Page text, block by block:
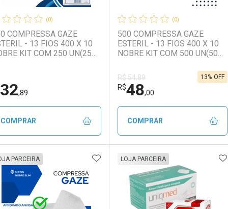
Ativar Desconto
Comprar sem Desconto
Comprar sem Desconto
Ativar Desconto
Comprar sem Desconto
Comprar sem Desconto
(0)
COMPRESSA GAZE
- 13 FIOS 400 X 10
KIT COM 250 UN(25
32,89
COMPRAR
FECHAR
FECHAR
Menos
(0)
500 COMPRESSA GAZE
ESTERIL - 13 FIOS 400 X 10
NOBRE KIT COM 500 UN(50
R$ 54,89
R$48,00
13% OFF
COMPRAR
Laboratório
Por Menos
PARCEIRA ADICIONAR AOS FAVORITOS
LOJA PARCEIRA